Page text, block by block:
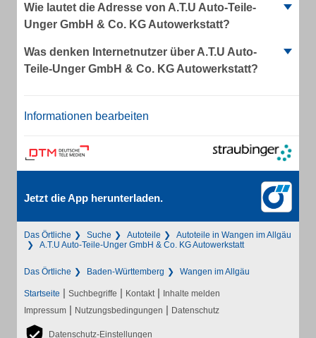
Wie lautet die Adresse von A.T.U Auto-Teile-
Unger GmbH & Co. KG Autowerkstatt?
Was denken Internetnutzer über A.T.U Auto-
Teile-Unger GmbH & Co. KG Autowerkstatt?
Informationen bearbeiten
Jetzt die App herunterladen.
Das Örtliche Suche Autoteile
Autoteile in Wangen im Allgäu
A.T.U Auto-Teile-Unger GmbH & Co. KG Autowerkstatt
Das Örtliche Baden-Württemberg Wangen im Allgäu
Startseite | Suchbegriffe | Kontakt | Inhalte melden
Impressum | Nutzungsbedingungen | Datenschutz
Datenschutz-Einstellungen